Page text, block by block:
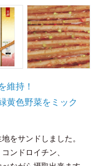
維持！
黄色野菜をミック
をサンドしました。
ンドロイチン、